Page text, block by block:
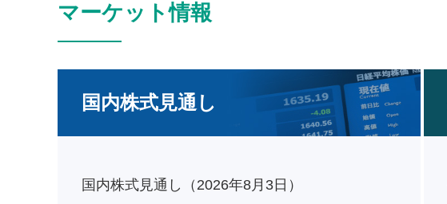
マーケット情報
国内株式見通し
国内株式見通し（2026年8月3日）